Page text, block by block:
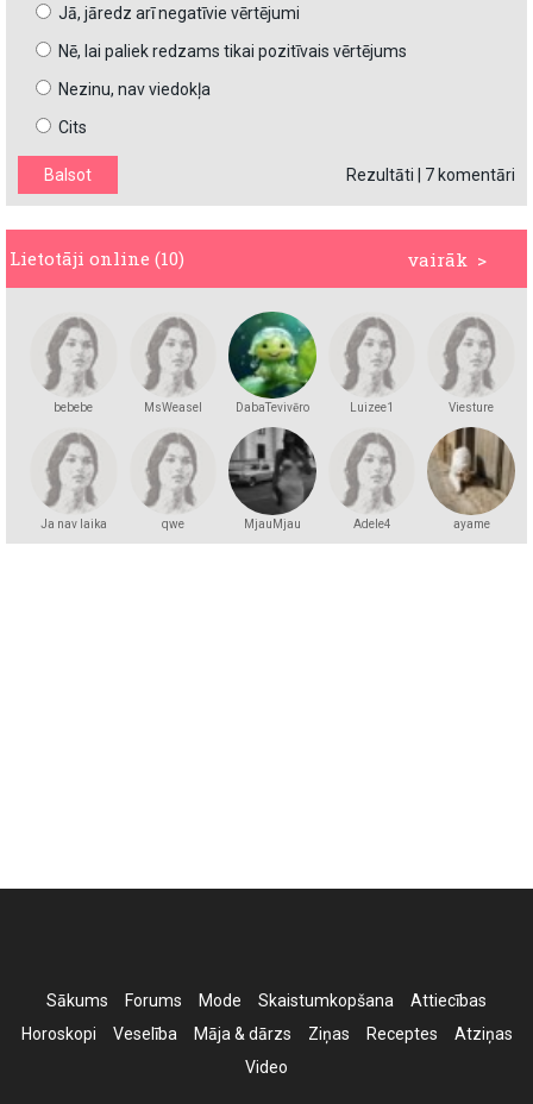
Jā, jāredz arī negatīvie vērtējumi
Nē, lai paliek redzams tikai pozitīvais vērtējums
Nezinu, nav viedokļa
Cits
Rezultāti 7 komentāri
vairāk >
Lietotāji online (10)
bebebe MsWeasel DabaTevivēro Luizee1 Viesture
Ja nav laika qwe MjauMjau Adele4 ayame
Sākums Forums Mode Skaistumkopšana
Attiecības
Horoskopi
Veselība Māja & dārzs Ziņas Receptes
Atziņas
Video